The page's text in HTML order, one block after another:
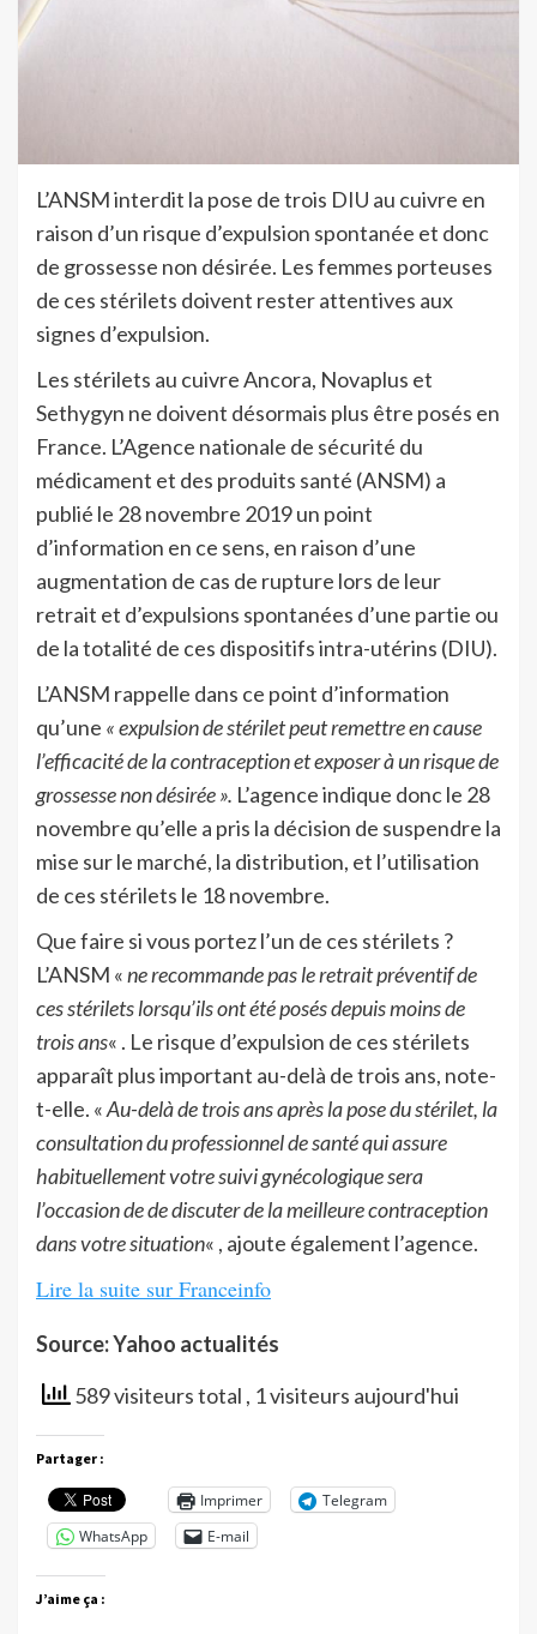
L’ANSM interdit la pose de trois DIU au cuivre en
raison d’un risque d’expulsion spontanée et donc
de grossesse non désirée. Les femmes porteuses
de ces stérilets doivent rester attentives aux
signes d’expulsion.
Les stérilets au cuivre Ancora, Novaplus et
Sethygyn ne doivent désormais plus être posés en
France. L’Agence nationale de sécurité du
médicament et des produits santé (ANSM) a
publié le 28 novembre 2019 un point
d’information en ce sens, en raison d’une
augmentation de cas de rupture lors de leur
retrait et d’expulsions spontanées d’une partie ou
de la totalité de ces dispositifs intra-utérins (DIU).
L’ANSM rappelle dans ce point d’information
qu’une « expulsion de stérilet peut remettre en cause
l’efficacité de la contraceptionet exposer à un risque de
grossesse non désirée ». L’agence indique donc le 28
novembre qu’elle a pris la décision de suspendre la
mise sur le marché, la distribution, et l’utilisation
de ces stérilets le 18 novembre.
Que faire si vous portez l’un de ces stérilets ?
L’ANSM «ne recommande pas le retrait préventif de
ces stérilets lorsqu’ils ont été posés depuis moins de
trois ans« . Le risque d’expulsion de ces stérilets
apparaît plus important au-delà de trois ans, note-
t-elle. «Au-delà de trois ans après la pose du stérilet, la
consultation du professionnel de santé qui assure
habituellement votre suivi gynécologique sera
l’occasion de de discuter de la meilleure contraception
dans votre situation« , ajoute également l’agence.
Lire la suite sur Franceinfo
Source: Yahoo actualités
589 visiteurs total , 1 visiteurs aujourd'hui
Partager :
Imprimer
Telegram
WhatsApp
E-mail
J’aime ça :